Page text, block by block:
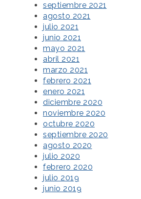
septiembre 2021
agosto 2021
julio 2021
junio 2021
mayo 2021
abril 2021
marzo 2021
febrero 2021
enero 2021
diciembre 2020
noviembre 2020
octubre 2020
septiembre 2020
agosto 2020
julio 2020
febrero 2020
julio 2019
junio 2019